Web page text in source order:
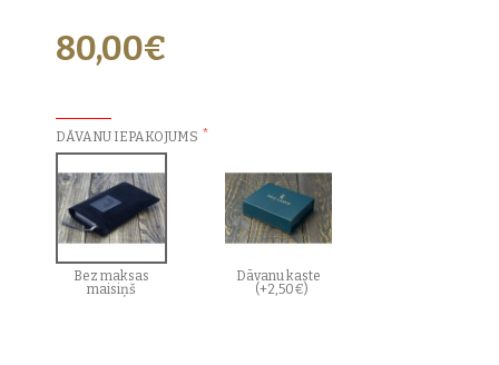
80,00€
DĀVANU IEPAKOJUMS
Bez maksas
maisiņš
Dāvanu kaste
(+2,50€)